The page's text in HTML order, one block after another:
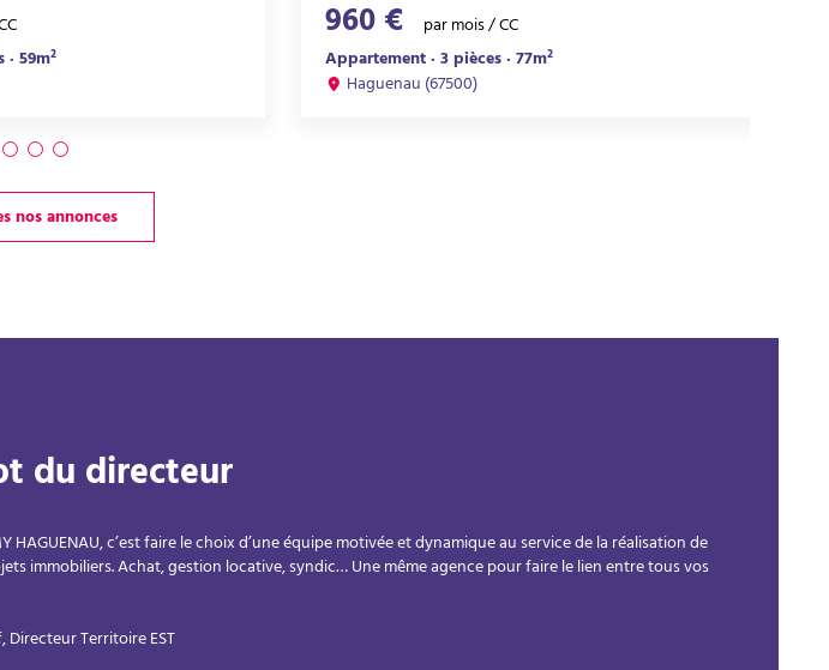
59m²
960 €
par mois / CC
Appartement · 3 pièces · 77m²
Haguenau (67500)
nos annonces
du directeur
HAGUENAU, c’est faire le choix d’une équipe motivée et dynamique au service de la réalisation de
immobiliers. Achat, gestion locative, syndic… Une même agence pour faire le lien entre tous vos
Directeur Territoire EST